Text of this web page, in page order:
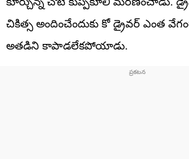
చికిత్స అందించేందుకు కో డ్రైవర్‌ ఎంత
అతడిని కాపాడలేకపోయాడు.